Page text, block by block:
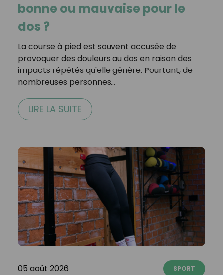
bonne ou mauvaise pour le
dos ?
La course à pied est souvent accusée de
provoquer des douleurs au dos en raison des
impacts répétés qu'elle génère. Pourtant, de
nombreuses personnes…
LIRE LA SUITE
05 août 2026 SPORT